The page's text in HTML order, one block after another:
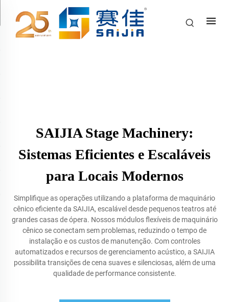
SAIJIA Stage Machinery:
Sistemas Eficientes e Escaláveis
para Locais Modernos
Simplifique as operações utilizando a plataforma de maquinário
cênico eficiente da SAIJIA, escalável desde pequenos teatros até
grandes casas de ópera. Nossos módulos flexíveis de maquinário
cênico se conectam sem problemas, reduzindo o tempo de
instalação e os custos de manutenção. Com controles
automatizados e recursos de gerenciamento acústico, a SAIJIA
possibilita transições de cena suaves e silenciosas, além de uma
qualidade de performance consistente.